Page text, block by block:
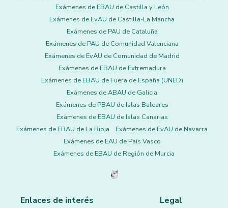
Exámenes de EBAU de Castilla y León
Exámenes de EvAU de Castilla-La Mancha
Exámenes de PAU de Cataluña
Exámenes de PAU de Comunidad Valenciana
Exámenes de EvAU de Comunidad de Madrid
Exámenes de EBAU de Extremadura
Exámenes de EBAU de Fuera de España (UNED)
Exámenes de ABAU de Galicia
Exámenes de PBAU de Islas Baleares
Exámenes de EBAU de Islas Canarias
Exámenes de EBAU de La Rioja
Exámenes de EvAU de Navarra
Exámenes de EAU de País Vasco
Exámenes de EBAU de Región de Murcia
Enlaces de interés Legal